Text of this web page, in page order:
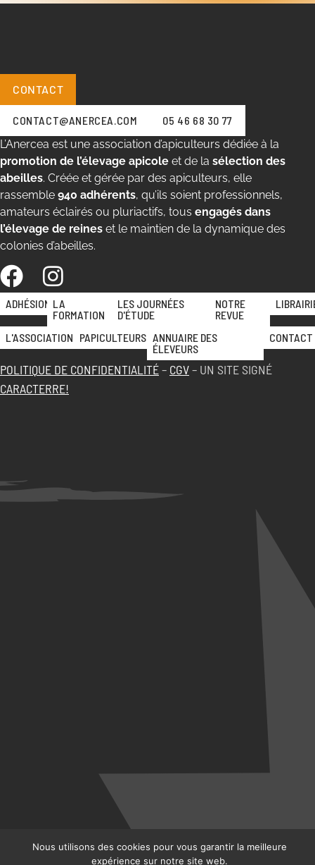
CONTACT
CONTACT@ANERCEA.COM
05 46 68 30 77
L’Anercea est une association d’apiculteurs dédiée à la
promotion de l’élevage apicole et de la sélection des
abeilles. Créée et gérée par des apiculteurs, elle
rassemble 940 adhérents, qu’ils soient professionnels,
amateurs éclairés ou pluriactifs, tous engagés dans
l’élevage de reines et le maintien de la dynamique des
colonies d’abeilles.
ADHÉSION LA
FORMATION
LES JOURNÉES
D'ÉTUDE
NOTRE
REVUE
L'ASSOCIATION PAPICULTEURS ANNUAIRE DES
ÉLEVEURS
CONTACT
POLITIQUE DE CONFIDENTIALITÉ– CGV– UN SITE SIGNÉ
CARACTERRE!
Nous utilisons des cookies pour vous garantir la meilleure
expérience sur notre site web.